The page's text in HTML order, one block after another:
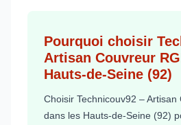
Pourquoi choisir
Artisan Couvreur
Hauts-de-Seine (92)
Choisir Technicouv92 – Artisan
dans les Hauts-de-Seine (92)